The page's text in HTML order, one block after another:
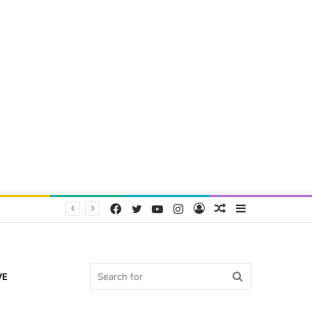
Random
Log
Instagram
YouTube
Twitter
Facebook